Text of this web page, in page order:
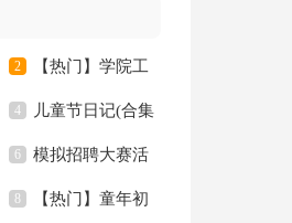
2 【热门】学院工
作计划四篇
4 儿童节日记(合集
15篇)
6 模拟招聘大赛活
动总结
8 【热门】童年初